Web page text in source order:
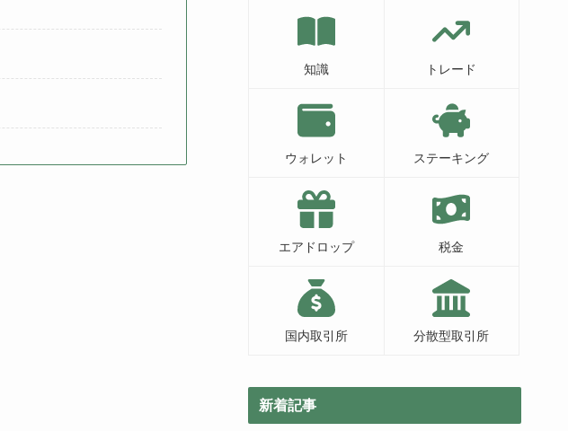
知識 トレード
ウォレット ステーキング
エアドロップ 税金
国内取引所 分散型取引所
新着記事